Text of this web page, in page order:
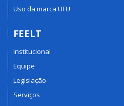
Uso da marca UFU
FEELT
Institucional
Equipe
Legislação
Serviços